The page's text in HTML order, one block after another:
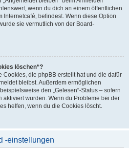
wenn du dich an einem öffentlichen
Internetcafé, befindest. Wenn diese Option
sie vermutlich von der Board-
löschen“?
Cookies, die phpBB erstellt hat und die dafür
bleibst. Außerdem ermöglichen
den „Gelesen“-Status – sofern
aktiviert wurden. Wenn du Probleme bei der
helfen, wenn du die Cookies löscht.
-einstellungen